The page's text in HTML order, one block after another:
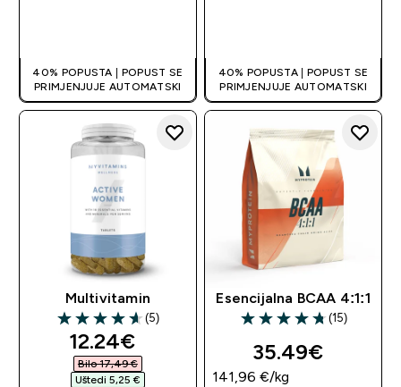
40% POPUSTA | POPUST SE
PRIMJENJUJE AUTOMATSKI
40% POPUSTA | POPUST SE
PRIMJENJUJE AUTOMATSKI
Multivitamin
4.6 out of 5 stars
(5)
discounted price
12.24€‎
Bilo 17,49 €‎
Uštedi 5,25 €‎
Esencijalna BCAA 4:1:1
4.73 out of 5 stars
(15)
35.49€‎
141,96 €‎/kg